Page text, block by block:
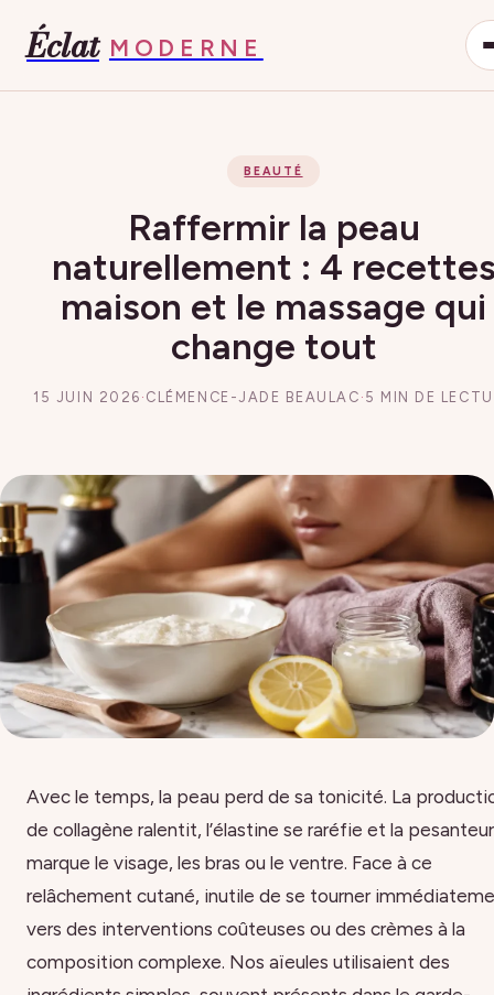
Éclat MODERNE
BEAUTÉ
Raffermir la peau
naturellement : 4
maison et le massage qui
change tout
15 JUIN 2026 · CLÉMENCE-JADE BEAULAC · 5 MIN DE
Avec le temps, la peau perd de sa tonicité. La
de collagène ralentit, l’élastine se raréfie et la pesanteur
marque le visage, les bras ou le ventre. Face à ce
relâchement cutané, inutile de se tourner
vers des interventions coûteuses ou des crèmes à la
composition complexe. Nos aïeules utilisaient des